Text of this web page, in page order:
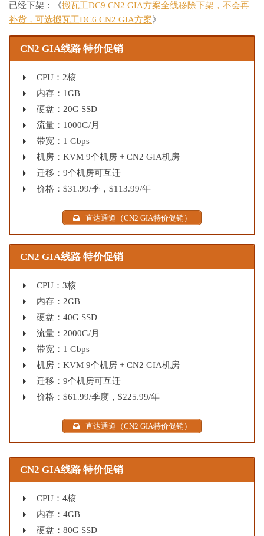
已经下架：《搬瓦工DC9 CN2 GIA方案全线移除下架，不会再
补货，可选搬瓦工DC6 CN2 GIA方案》
CN2 GIA线路 特价促销
CPU：2核
内存：1GB
硬盘：20G SSD
流量：1000G/月
带宽：1 Gbps
机房：KVM 9个机房 + CN2 GIA机房
迁移：9个机房可互迁
价格：$31.99/季，$113.99/年
直达通道（CN2 GIA特价促销）
CN2 GIA线路 特价促销
CPU：3核
内存：2GB
硬盘：40G SSD
流量：2000G/月
带宽：1 Gbps
机房：KVM 9个机房 + CN2 GIA机房
迁移：9个机房可互迁
价格：$61.99/季度，$225.99/年
直达通道（CN2 GIA特价促销）
CN2 GIA线路 特价促销
CPU：4核
内存：4GB
硬盘：80G SSD